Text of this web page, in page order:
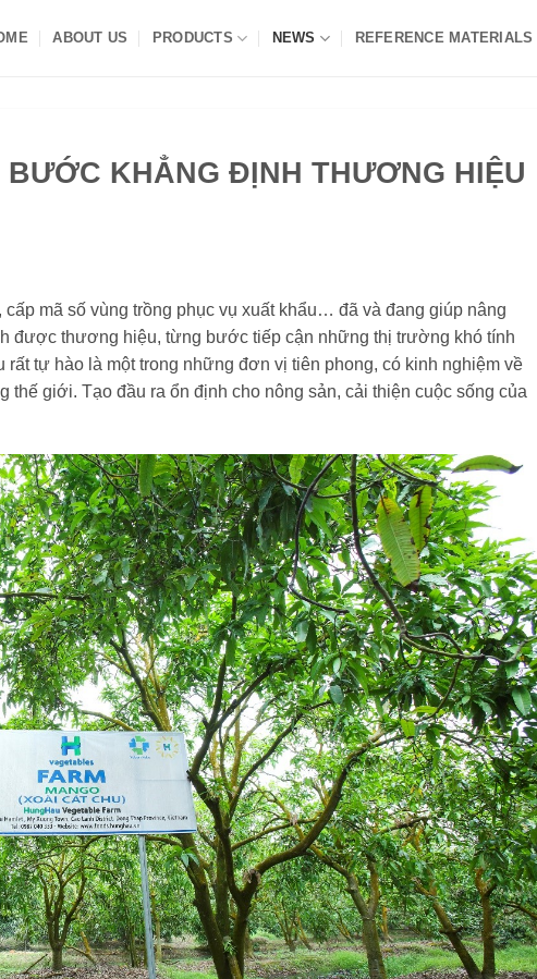
ABOUT US PRODUCTS NEWS REFERENCE MATERIALS
KHẲNG ĐỊNH THƯƠNG HIỆU
mã số vùng trồng phục vụ xuất khẩu… đã và đang giúp nâng
được thương hiệu, từng bước tiếp cận những thị trường khó tính
tự hào là một trong những đơn vị tiên phong, có kinh nghiệm về
thế giới. Tạo đầu ra ổn định cho nông sản, cải thiện cuộc sống của